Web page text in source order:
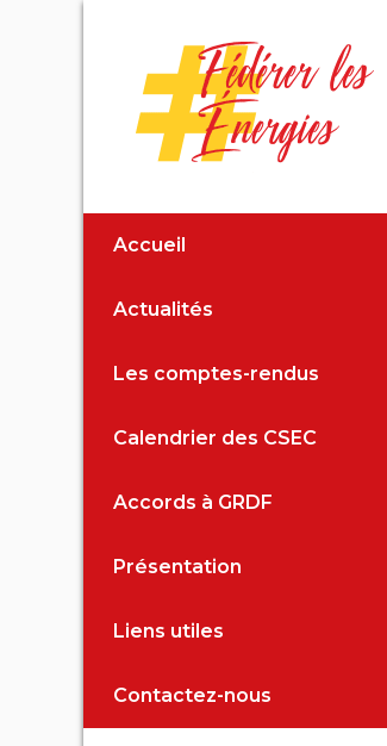
Accueil
Actualités
Les comptes-rendus
Calendrier des CSEC
Accords à GRDF
Présentation
Liens utiles
Contactez-nous